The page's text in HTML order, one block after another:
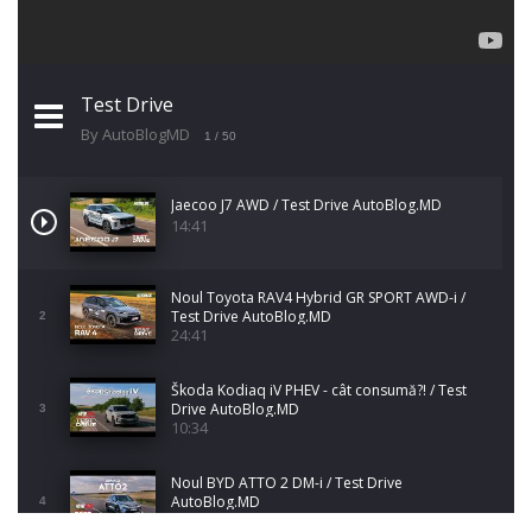
Test Drive
By AutoBlogMD 1 / 50
Jaecoo J7 AWD / Test Drive AutoBlog.MD
14:41
2
Noul Toyota RAV4 Hybrid GR SPORT AWD-i /
Test Drive AutoBlog.MD
24:41
3
Škoda Kodiaq iV PHEV - cât consumă?! / Test
Drive AutoBlog.MD
10:34
4
Noul BYD ATTO 2 DM-i / Test Drive
AutoBlog.MD